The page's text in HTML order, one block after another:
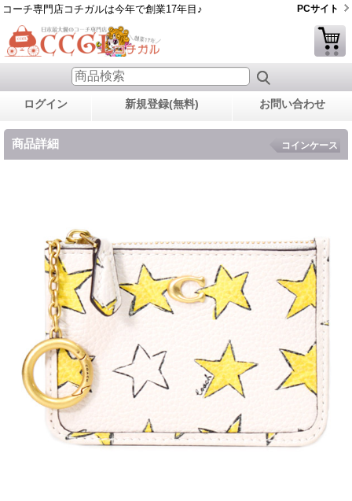
コーチ専門店コチガルは今年で創業17年目♪ PCサイト
ログイン 新規登録(無料) お問い合わせ
商品詳細 コインケース